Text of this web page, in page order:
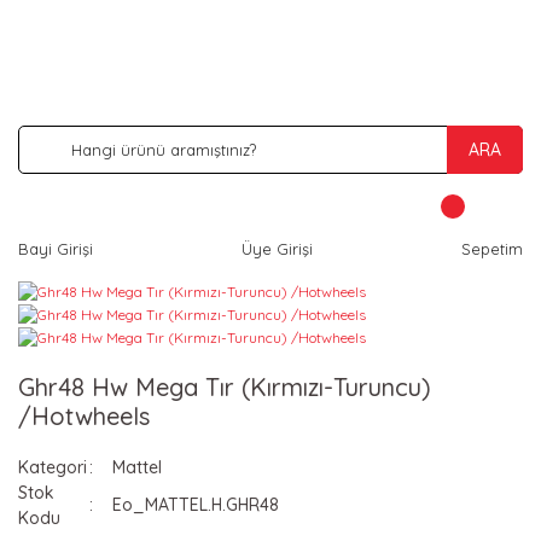
ARA
Bayi Girişi Üye Girişi Sepetim
Ghr48 Hw Mega Tır (Kırmızı-Turuncu)
/Hotwheels
Kategori
Mattel
Stok
Kodu
Eo_MATTEL.H.GHR48